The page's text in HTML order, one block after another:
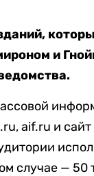
и
aif.ru и
случае — 50